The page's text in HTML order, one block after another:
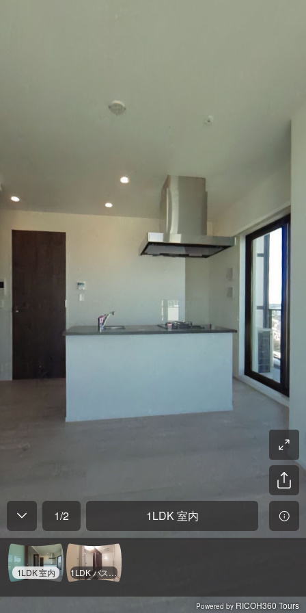
1/2 1LDK 室内
1LDK 室内 1LDK バスルーム周り
Powered by RICOH360 Tours